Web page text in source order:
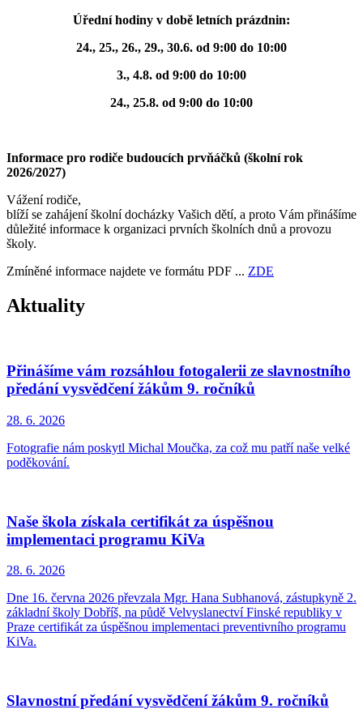
Úřední hodiny v době letních prázdnin:
24., 25., 26., 29., 30.6. od 9:00 do 10:00
3., 4.8. od 9:00 do 10:00
24., 25.8. od 9:00 do 10:00
Informace pro rodiče budoucích prvňáčků (školní rok
2026/2027)
Vážení rodiče,
blíží se zahájení školní docházky Vašich dětí, a proto Vám přinášíme
důležité informace k organizaci prvních školních dnů a provozu
školy.
Zmíněné informace najdete ve formátu PDF ... ZDE
Aktuality
Přinášíme vám rozsáhlou fotogalerii ze slavnostního
předání vysvědčení žákům 9. ročníků
28. 6. 2026
Fotografie nám poskytl Michal Moučka, za což mu patří naše velké
poděkování.
Naše škola získala certifikát za úspěšnou
implementaci programu KiVa
28. 6. 2026
Dne 16. června 2026 převzala Mgr. Hana Subhanová, zástupkyně 2.
základní školy Dobříš, na půdě Velvyslanectví Finské republiky v
Praze certifikát za úspěšnou implementaci preventivního programu
KiVa.
Slavnostní předání vysvědčení žákům 9. ročníků